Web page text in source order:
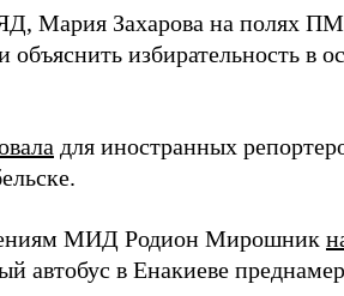
Мария Захарова на полях
объяснить избирательность в
для иностранных
МИД Родион Мирошник
автобус в Енакиеве